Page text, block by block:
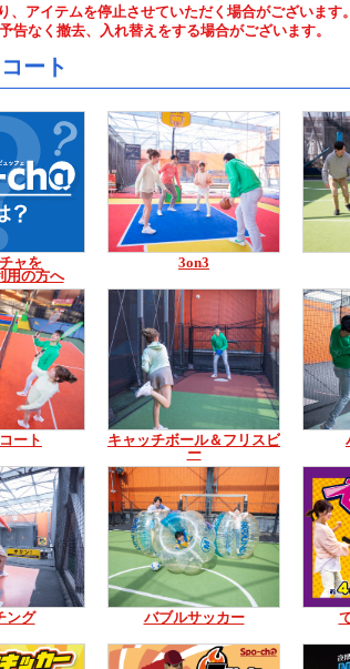
、アイテムを停止させていただく場合がございます
告なく撤去、入れ替えをする場合がございます。
ート
ャを
用の方へ
3on3
ート
キャッチボール＆フリスビ
ー
ング バブルサッカー